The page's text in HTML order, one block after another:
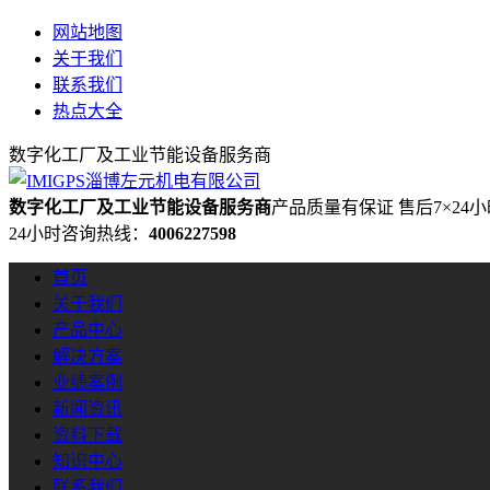
网站地图
关于我们
联系我们
热点大全
数字化工厂及工业节能设备服务商
数字化工厂及工业节能设备服务商产品质量有保证 售后7×24
24小时咨询热线： 4006227598
首页
关于我们
产品中心
解决方案
业绩案例
新闻资讯
资料下载
知识中心